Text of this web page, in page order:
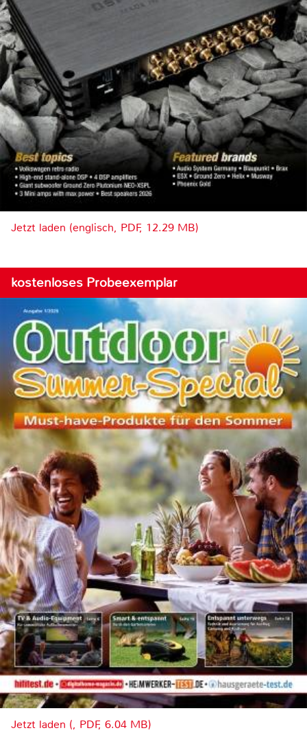
Jetzt laden (englisch, PDF, 12.29 MB)
kostenloses Probeexemplar
Jetzt laden (, PDF, 6.04 MB)